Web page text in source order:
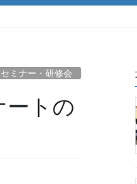
セミナー・研修会
ートの